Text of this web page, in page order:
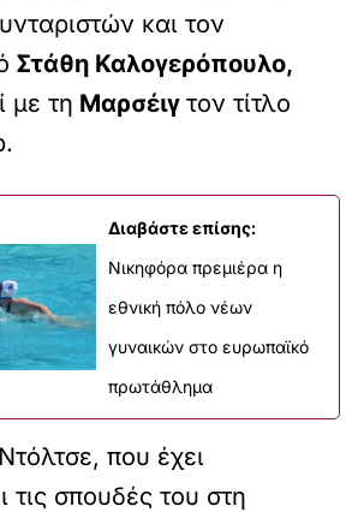
και τον
Στάθη Καλογερόπουλο,
με τη Μαρσέιγτον τίτλο
Διαβάστε επίσης:
Νικηφόρα πρεμιέρα η
εθνική πόλο νέων
γυναικών στο ευρωπαϊκό
πρωτάθλημα
που έχει
τις σπουδές του στη